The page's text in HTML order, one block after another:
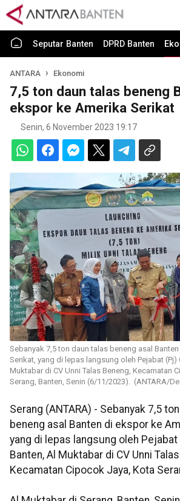
Seputar Banten DPRD Banten
ANTARA Ekonomi
7,5 ton daun talas beneng
ekspor ke Amerika Serikat
Senin, 6 November 2023 19:17
Sebanyak 7,5 ton daun talas beneng asal
Serikat, yang di lepas langsung oleh Pejabat (Pj)
Muktabar di CV Unni Talas Beneng, Kecamatan
Serang, Banten, Senin (6/11/2023). (ANTARA/
Serang (ANTARA) - Sebanyak 7,5
beneng asal Banten di ekspor ke
yang di lepas langsung oleh
Banten, Al Muktabar di CV Unni
Kecamatan Cipocok Jaya, Kota